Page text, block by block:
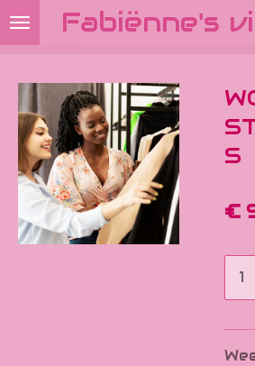
Ga
direct
de
hoofdinhoud
Fabiënne's
S
€